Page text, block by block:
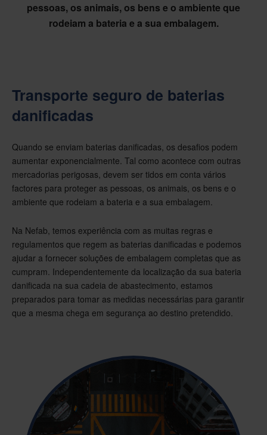
pessoas, os animais, os bens e o ambiente que
rodeiam a bateria e a sua embalagem.
Transporte seguro de baterias
danificadas
Quando se enviam baterias danificadas, os desafios podem
aumentar exponencialmente. Tal como acontece com outras
mercadorias perigosas, devem ser tidos em conta vários
factores para proteger as pessoas, os animais, os bens e o
ambiente que rodeiam a bateria e a sua embalagem.
Na Nefab, temos experiência com as muitas regras e
regulamentos que regem as baterias danificadas e podemos
ajudar a fornecer soluções de embalagem completas que as
cumpram. Independentemente da localização da sua bateria
danificada na sua cadeia de abastecimento, estamos
preparados para tomar as medidas necessárias para garantir
que a mesma chega em segurança ao destino pretendido.